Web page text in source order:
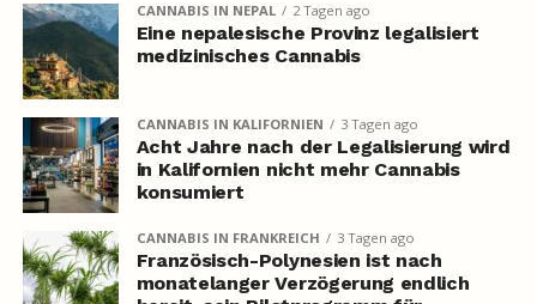
CANNABIS IN NEPAL 2 Tagen ago
Eine nepalesische Provinz legalisiert
medizinisches Cannabis
CANNABIS IN KALIFORNIEN 3 Tagen ago
Acht Jahre nach der Legalisierung wird
in Kalifornien nicht mehr Cannabis
konsumiert
CANNABIS IN FRANKREICH 3 Tagen ago
Französisch-Polynesien ist nach
monatelanger Verzögerung endlich